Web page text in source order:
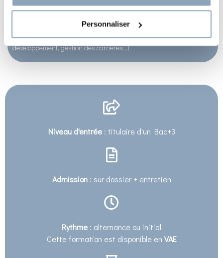
Personnaliser
Niveau d'entrée : titulaire d'un Bac+3
Admission : sur dossier + entretien
Rythme : alternance ou initial
Cette formation est disponible en VAE
Spécialiste RH, Talent Partner / Manager
Consultant en gestion des ressources humaines (recrutement, paie,
développement, gestion des carrières…)